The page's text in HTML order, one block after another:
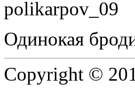
Одинокая
Copyright ©